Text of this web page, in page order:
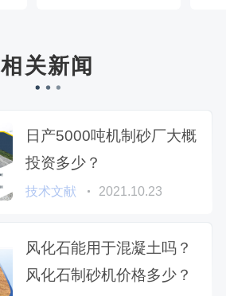
相关新闻
日产5000吨机制砂厂大概
投资多少？
技术文献 2021.10.23
风化石能用于混凝土吗？
风化石制砂机价格多少？